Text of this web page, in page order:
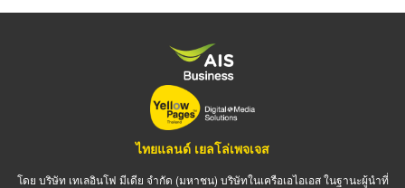
ไทยแลนด์ เยลโล่เพจเจส
โดย บริษัท เทเลอินโฟ มีเดีย จำกัด (มหาชน) บริษัทในเครือเอไอเอส ในฐานะผู้นำที่